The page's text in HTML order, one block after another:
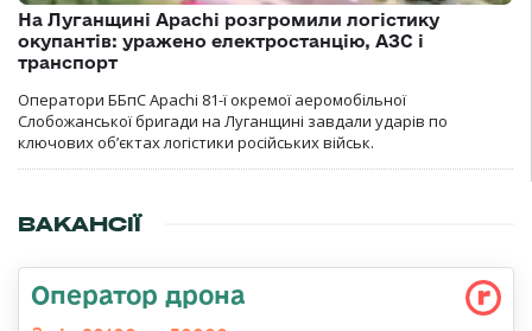
На Луганщині Apachi розгромили логістику
окупантів: уражено електростанцію, АЗС і
транспорт
Оператори ББпС Apachi 81-ї окремої аеромобільної
Слобожанської бригади на Луганщині завдали ударів по
ключових об’єктах логістики російських військ.
ВАКАНСІЇ
Оператор дрона